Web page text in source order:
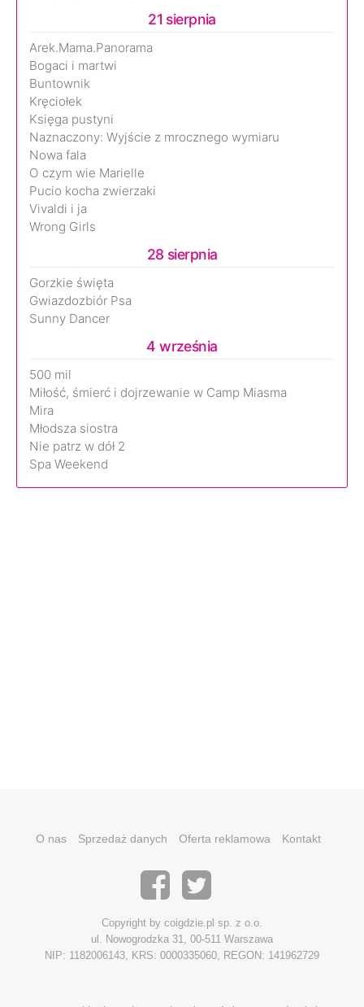
21 sierpnia
Arek.Mama.Panorama
Bogaci i martwi
Buntownik
Kręciołek
Księga pustyni
Naznaczony: Wyjście z mrocznego wymiaru
Nowa fala
O czym wie Marielle
Pucio kocha zwierzaki
Vivaldi i ja
Wrong Girls
28 sierpnia
Gorzkie święta
Gwiazdozbiór Psa
Sunny Dancer
4 września
500 mil
Miłość, śmierć i dojrzewanie w Camp Miasma
Mira
Młodsza siostra
Nie patrz w dół 2
Spa Weekend
O nas Sprzedaż danych Oferta reklamowa Kontakt
Copyright by coigdzie.pl sp. z o.o.
ul. Nowogrodzka 31, 00-511 Warszawa
NIP: 1182006143, KRS: 0000335060, REGON: 141962729